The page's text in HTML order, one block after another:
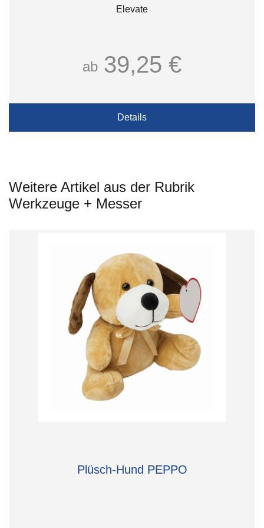
Elevate
ab 39,25 €
Details
Weitere Artikel aus der Rubrik
Werkzeuge + Messer
Plüsch-Hund PEPPO